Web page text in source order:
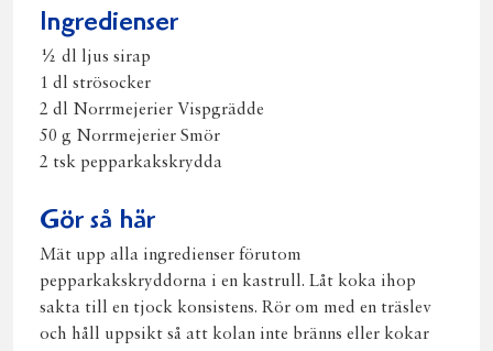
Ingredienser
½ dl ljus sirap
1 dl strösocker
2 dl Norrmejerier Vispgrädde
50 g Norrmejerier Smör
2 tsk pepparkakskrydda
Gör så här
Mät upp alla ingredienser förutom
pepparkakskryddorna i en kastrull. Låt koka ihop
sakta till en tjock konsistens. Rör om med en träslev
och håll uppsikt så att kolan inte bränns eller kokar